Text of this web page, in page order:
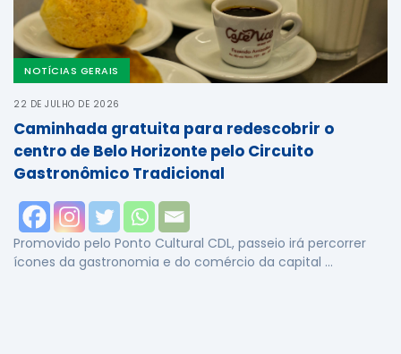
NOTÍCIAS GERAIS
22 DE JULHO DE 2026
Caminhada gratuita para redescobrir o
centro de Belo Horizonte pelo Circuito
Gastronômico Tradicional
Promovido pelo Ponto Cultural CDL, passeio irá percorrer
ícones da gastronomia e do comércio da capital …